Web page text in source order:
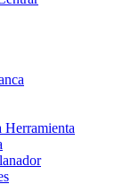
Herramienta